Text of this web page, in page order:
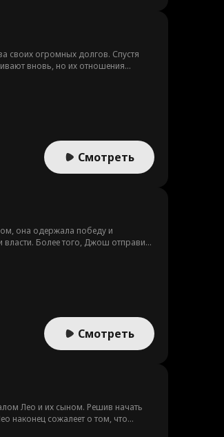
своих огромных долгов. Спустя
вновь, но их отношения
Смотреть
она одержала победу и
Более того, Джош отправил
Смотреть
Лео и их сыном. Решив начать
наконец сожалеет о том, что